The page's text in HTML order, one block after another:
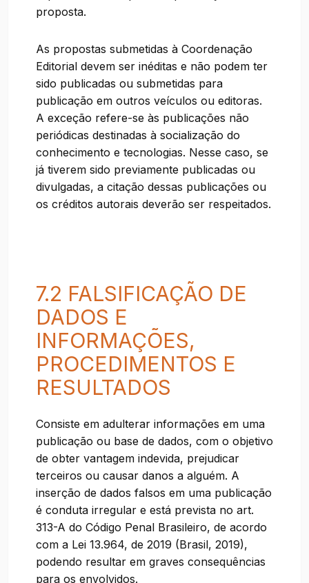
proposta.
As propostas submetidas à Coordenação
Editorial devem ser inéditas e não podem ter
sido publicadas ou submetidas para
publicação em outros veículos ou editoras.
A exceção refere-se às publicações não
periódicas destinadas à socialização do
conhecimento e tecnologias. Nesse caso, se
já tiverem sido previamente publicadas ou
divulgadas, a citação dessas publicações ou
os créditos autorais deverão ser respeitados.
7.2 FALSIFICAÇÃO DE
DADOS E
INFORMAÇÕES,
PROCEDIMENTOS E
RESULTADOS
Consiste em adulterar informações em uma
publicação ou base de dados, com o objetivo
de obter vantagem indevida, prejudicar
terceiros ou causar danos a alguém. A
inserção de dados falsos em uma publicação
é conduta irregular e está prevista no art.
313-A do Código Penal Brasileiro, de acordo
com a Lei 13.964, de 2019 (Brasil, 2019),
podendo resultar em graves consequências
para os envolvidos.